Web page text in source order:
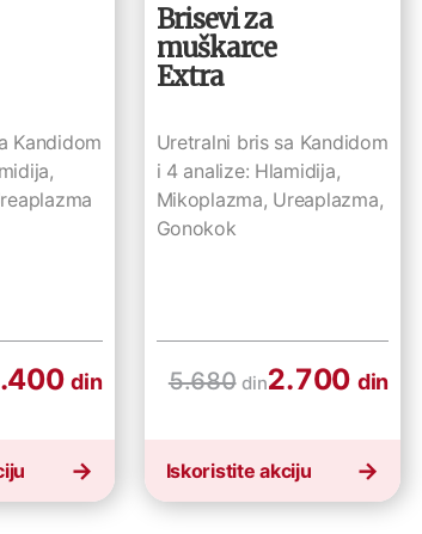
Kandidom
din
Brisevi za
muškarce
Extra
Uretralni bris sa Kandidom
i 4 analize: Hlamidija,
Mikoplazma, Ureaplazma,
Gonokok
5.680 din2.700 din
Iskoristite akciju